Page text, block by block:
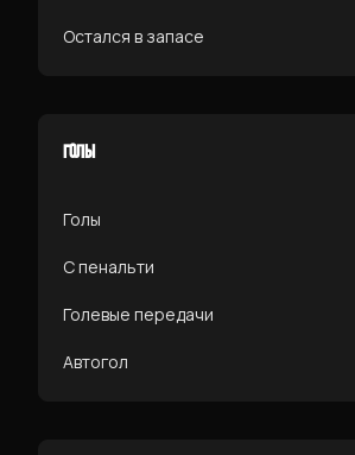
Остался в запасе
ГОЛЫ
Голы
С пенальти
Голевые передачи
Автогол